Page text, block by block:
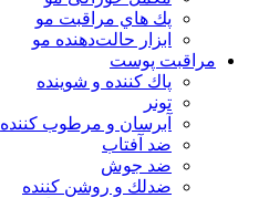
پك هاي مراقبت مو
ابزار حالت‌دهنده مو
مراقبت پوست
پاك كننده و شوينده
تونر
آبرسان و مرطوب كننده
ضد آفتاب
ضد جوش
ضدلك و روشن كننده